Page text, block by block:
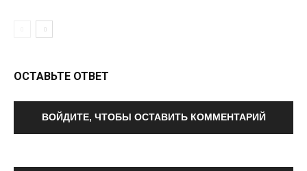
ОСТАВЬТЕ ОТВЕТ
ВОЙДИТЕ, ЧТОБЫ ОСТАВИТЬ КОММЕНТАРИЙ